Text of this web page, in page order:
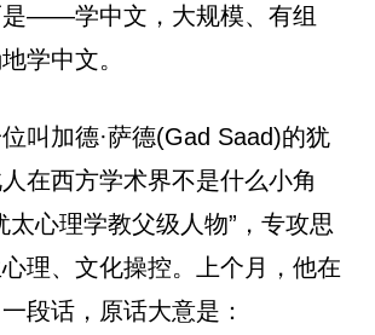
是——学中文，大规模、有组
学中文。
叫加德·萨德(Gad Saad)的犹
在西方学术界不是什么小角
太心理学教父级人物”，专攻思
理、文化操控。上个月，他在
段话，原话大意是：